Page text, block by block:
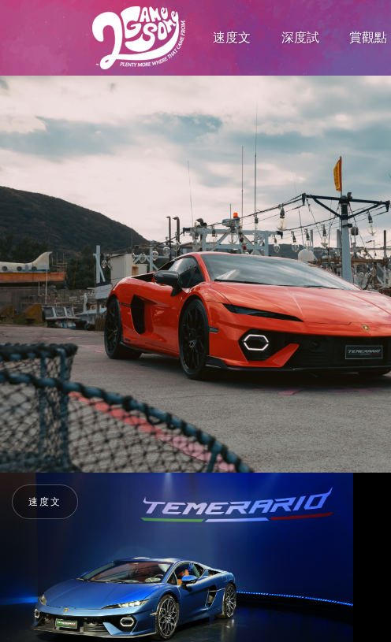
速度文 深度試 賞觀點
速度文